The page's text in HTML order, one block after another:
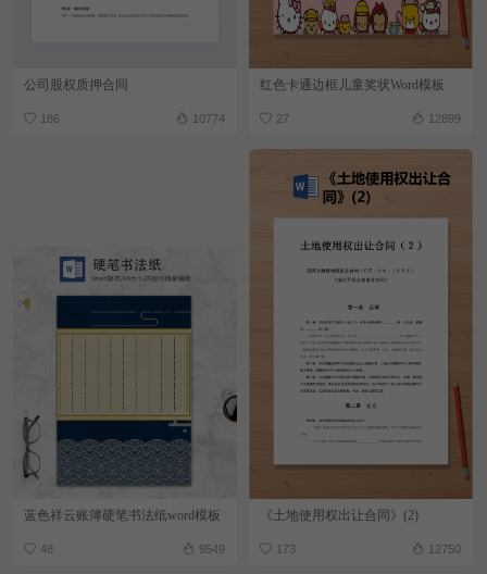
公司股权质押合同
186 10774
红色卡通边框儿童奖状Word模板
27 12899
蓝色祥云账簿硬笔书法纸word模板
48 9549
《土地使用权出让合同》(2)
173 12750